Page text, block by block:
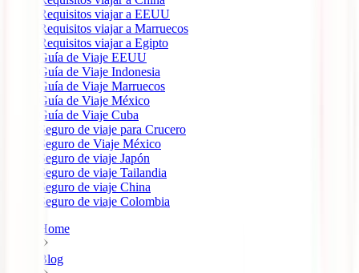
Requisitos viajar a EEUU
Requisitos viajar a Marruecos
Requisitos viajar a Egipto
Guía de Viaje EEUU
Guía de Viaje Indonesia
Guía de Viaje Marruecos
Guía de Viaje México
Guía de Viaje Cuba
Seguro de viaje para Crucero
Seguro de Viaje México
Seguro de viaje Japón
Seguro de viaje Tailandia
Seguro de viaje China
Seguro de viaje Colombia
Home
Blog